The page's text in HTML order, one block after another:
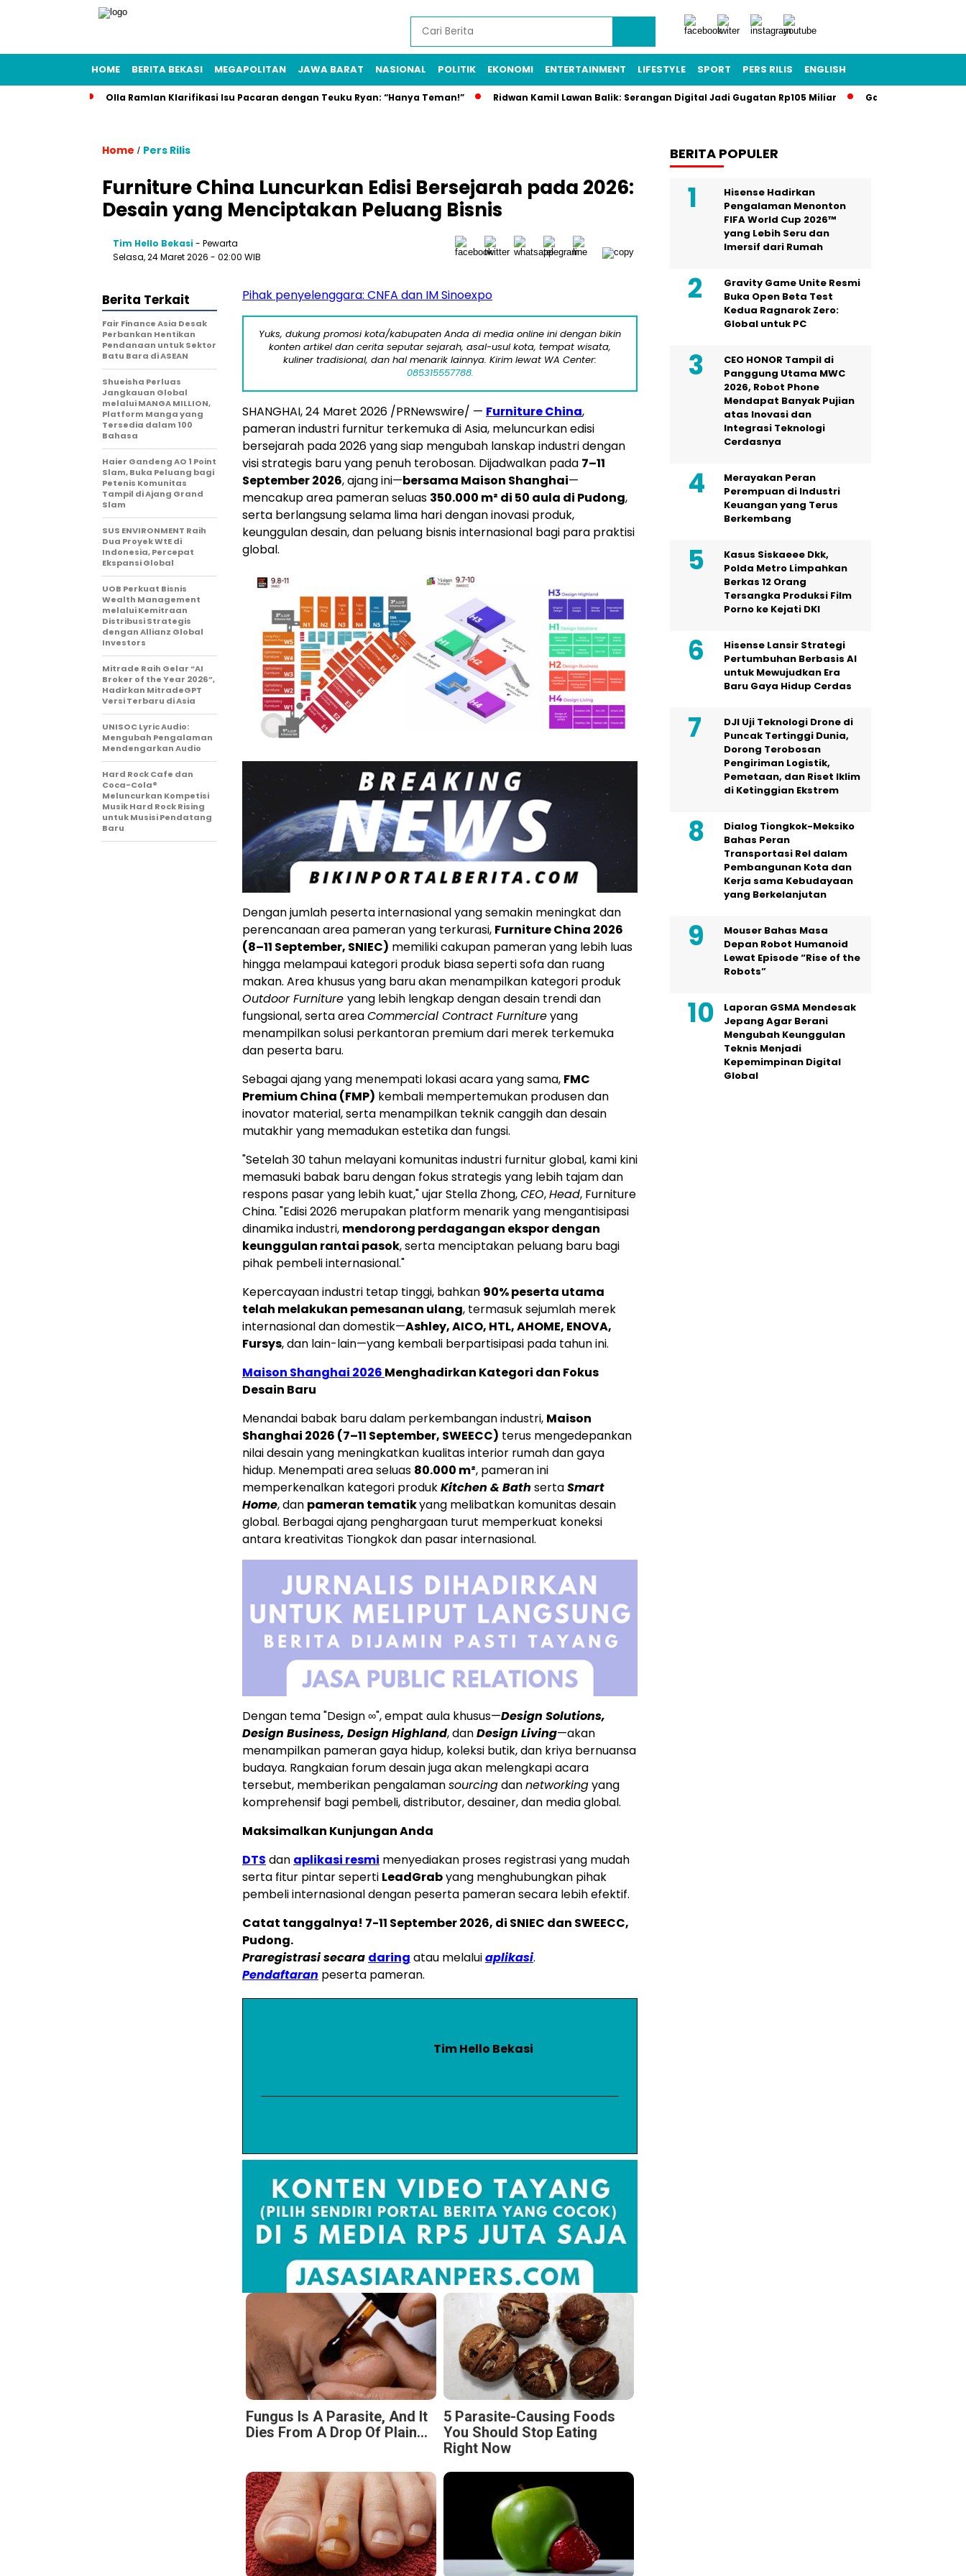
HOME BERITA BEKASI MEGAPOLITAN JAWA BARAT NASIONAL POLITIK EKONOMI ENTERTAINMENT LIFESTYLE SPORT PERS RILIS ENGLISH
Olla Ramlan Klarifikasi Isu Pacaran dengan Teuku Ryan: “Hanya Teman!” Ridwan Kamil Lawan Balik: Serangan Digital Jadi Gugatan Rp105 Miliar Gawat Darurat
Home / Pers Rilis
Furniture China Luncurkan Edisi Bersejarah pada 2026:
Desain yang Menciptakan Peluang Bisnis
Tim Hello Bekasi- Pewarta
Selasa, 24 Maret 2026 - 02:00 WIB
Pihak penyelenggara: CNFA dan IM Sinoexpo
Yuks, dukung promosi kota/kabupaten Anda di media online ini dengan bikin
konten artikel dan cerita seputar sejarah, asal-usul kota, tempat wisata,
kuliner tradisional, dan hal menarik lainnya. Kirim lewat WA Center:
085315557788.
SHANGHAI,24 Maret 2026 /PRNewswire/ — Furniture China,
pameran industri furnitur terkemuka di Asia, meluncurkan edisi
bersejarah pada 2026 yang siap mengubah lanskap industri dengan
visi strategis baru yang penuh terobosan. Dijadwalkan pada 7–11
September 2026, ajang ini—bersama Maison Shanghai—
mencakup area pameran seluas 350.000 m² di 50 aula di Pudong,
serta berlangsung selama lima hari dengan inovasi produk,
keunggulan desain, dan peluang bisnis internasional bagi para praktisi
global.
Dengan jumlah peserta internasional yang semakin meningkat dan
perencanaan area pameran yang terkurasi, Furniture China 2026
(8–11 September, SNIEC) memiliki cakupan pameran yang lebih luas
hingga melampaui kategori produk biasa seperti sofa dan ruang
makan. Area khusus yang baru akan menampilkan kategori produk
Outdoor Furniture yang lebih lengkap dengan desain trendi dan
fungsional, serta areaCommercial Contract Furnitureyang
menampilkan solusi perkantoran premium dari merek terkemuka
dan peserta baru.
Sebagai ajang yang menempati lokasi acara yang sama, FMC
Premium China (FMP) kembali mempertemukan produsen dan
inovator material, serta menampilkan teknik canggih dan desain
mutakhir yang memadukan estetika dan fungsi.
"Setelah 30 tahun melayani komunitas industri furnitur global, kami kini
memasuki babak baru dengan fokus strategis yang lebih tajam dan
respons pasar yang lebih kuat," ujar Stella Zhong,CEO,Head, Furniture
China. "Edisi 2026 merupakan platform menarik yang mengantisipasi
dinamika industri, mendorong perdagangan ekspor dengan
keunggulan rantai pasok, serta menciptakan peluang baru bagi
pihak pembeli internasional."
Kepercayaan industri tetap tinggi, bahkan 90% peserta utama
telah melakukan pemesanan ulang, termasuk sejumlah merek
internasional dan domestik—Ashley, AICO, HTL, AHOME, ENOVA,
Fursys, dan lain-lain—yang kembali berpartisipasi pada tahun ini.
Maison Shanghai 2026 Menghadirkan Kategori dan Fokus
Desain Baru
Menandai babak baru dalam perkembangan industri, Maison
Shanghai 2026 (7–11 September, SWEECC) terus mengedepankan
nilai desain yang meningkatkan kualitas interior rumah dan gaya
hidup. Menempati area seluas 80.000 m², pameran ini
memperkenalkan kategori produkKitchen & Bath sertaSmart
Home, dan pameran tematikyang melibatkan komunitas desain
global. Berbagai ajang penghargaan turut memperkuat koneksi
antara kreativitas Tiongkok dan pasar internasional.
Dengan tema "Design ∞", empat aula khusus—Design Solutions,
Design Business, Design Highland, danDesign Living—akan
menampilkan pameran gaya hidup, koleksi butik, dan kriya bernuansa
budaya. Rangkaian forum desain juga akan melengkapi acara
tersebut, memberikan pengalamansourcingdannetworkingyang
komprehensif bagi pembeli, distributor, desainer, dan media global.
Maksimalkan Kunjungan Anda
DTS dan aplikasi resmi menyediakan proses registrasi yang mudah
serta fitur pintar seperti LeadGrabyang menghubungkan pihak
pembeli internasional dengan peserta pameran secara lebih efektif.
Catat tanggalnya! 7-11 September 2026, di SNIEC dan SWEECC,
Pudong.
Praregistrasi secara daring atau melaluiaplikasi.
Pendaftaran peserta pameran.
Tim Hello Bekasi
Fungus Is A Parasite, And It
Dies From A Drop Of Plain...
5 Parasite-Causing Foods
You Should Stop Eating
Right Now
Berita Terkait
Fair Finance Asia Desak
Perbankan Hentikan
Pendanaan untuk Sektor
Batu Bara di ASEAN
Shueisha Perluas
Jangkauan Global
melalui MANGA MILLION,
Platform Manga yang
Tersedia dalam 100
Bahasa
Haier Gandeng AO 1 Point
Slam, Buka Peluang bagi
Petenis Komunitas
Tampil di Ajang Grand
Slam
SUS ENVIRONMENT Raih
Dua Proyek WtE di
Indonesia, Percepat
Ekspansi Global
UOB Perkuat Bisnis
Wealth Management
melalui Kemitraan
Distribusi Strategis
dengan Allianz Global
Investors
Mitrade Raih Gelar “AI
Broker of the Year 2026”,
Hadirkan MitradeGPT
Versi Terbaru di Asia
UNISOC Lyric Audio:
Mengubah Pengalaman
Mendengarkan Audio
Hard Rock Cafe dan
Coca-Cola®
Meluncurkan Kompetisi
Musik Hard Rock Rising
untuk Musisi Pendatang
Baru
BERITA POPULER
Hisense Hadirkan
Pengalaman Menonton
FIFA World Cup 2026™
yang Lebih Seru dan
Imersif dari Rumah
Gravity Game Unite Resmi
Buka Open Beta Test
Kedua Ragnarok Zero:
Global untuk PC
CEO HONOR Tampil di
Panggung Utama MWC
2026, Robot Phone
Mendapat Banyak Pujian
atas Inovasi dan
Integrasi Teknologi
Cerdasnya
Merayakan Peran
Perempuan di Industri
Keuangan yang Terus
Berkembang
Kasus Siskaeee Dkk,
Polda Metro Limpahkan
Berkas 12 Orang
Tersangka Produksi Film
Porno ke Kejati DKI
Hisense Lansir Strategi
Pertumbuhan Berbasis AI
untuk Mewujudkan Era
Baru Gaya Hidup Cerdas
DJI Uji Teknologi Drone di
Puncak Tertinggi Dunia,
Dorong Terobosan
Pengiriman Logistik,
Pemetaan, dan Riset Iklim
di Ketinggian Ekstrem
Dialog Tiongkok-Meksiko
Bahas Peran
Transportasi Rel dalam
Pembangunan Kota dan
Kerja sama Kebudayaan
yang Berkelanjutan
Mouser Bahas Masa
Depan Robot Humanoid
Lewat Episode “Rise of the
Robots”
Laporan GSMA Mendesak
Jepang Agar Berani
Mengubah Keunggulan
Teknis Menjadi
Kepemimpinan Digital
Global